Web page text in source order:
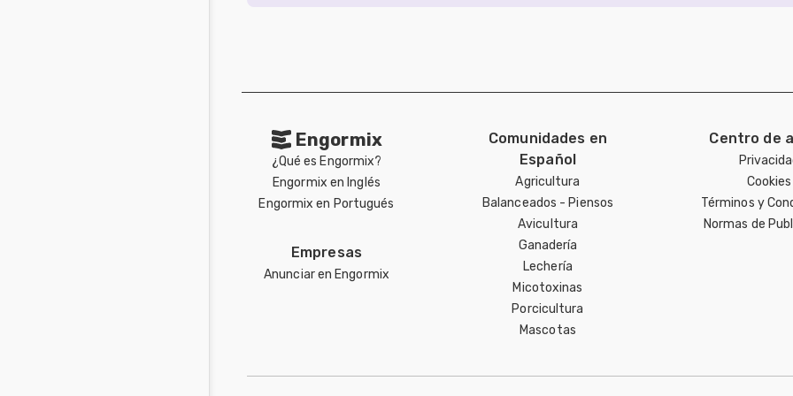
Engormix
¿Qué es Engormix?
Engormix en Inglés
Engormix en Portugués
Empresas
Anunciar en Engormix
Comunidades en
Español
Agricultura
Balanceados - Piensos
Avicultura
Ganadería
Lechería
Micotoxinas
Porcicultura
Mascotas
Centro de
Cookies
Términos y
Normas de